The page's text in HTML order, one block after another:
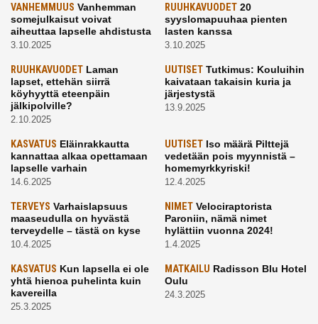
VANHEMMUUS Vanhemman
somejulkaisut voivat
aiheuttaa lapselle ahdistusta
3.10.2025
RUUHKAVUODET20
syyslomapuuhaa pienten
lasten kanssa
3.10.2025
RUUHKAVUODET Laman
lapset, ettehän siirrä
köyhyyttä eteenpäin
jälkipolville?
2.10.2025
UUTISETTutkimus: Kouluihin
kaivataan takaisin kuria ja
järjestystä
13.9.2025
KASVATUS Eläinrakkautta
kannattaa alkaa opettamaan
lapselle varhain
14.6.2025
UUTISETIso määrä Pilttejä
vedetään pois myynnistä –
homemyrkkyriski!
12.4.2025
TERVEYS Varhaislapsuus
maaseudulla on hyvästä
terveydelle – tästä on kyse
10.4.2025
NIMETVelociraptorista
Paroniin, nämä nimet
hylättiin vuonna 2024!
1.4.2025
KASVATUS Kun lapsella ei ole
yhtä hienoa puhelinta kuin
kavereilla
25.3.2025
MATKAILU Radisson Blu Hotel
Oulu
24.3.2025